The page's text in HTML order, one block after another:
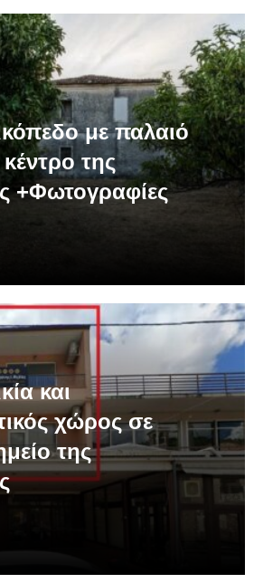
με παλαιό
της
+Φωτογραφίες
και
χώρος σε
της